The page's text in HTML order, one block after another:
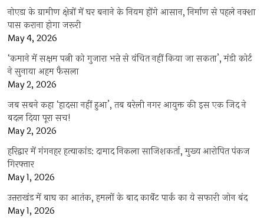
नोएडा के ग्रामीण क्षेत्रों में घर बनाने के नियम होंगे आसान, निर्माण से पहले नक्शा
पास कराना होगा जरूरी
May 4, 2026
‘कमाने में सक्षम पत्नी को गुजारा भत्ते से वंचित नहीं किया जा सकता’, मंडी कोर्ट
ने सुनाया अहम फैसला
May 2, 2026
जब सबने कहा ‘हादसा नहीं हुआ’, तब बरेली नगर आयुक्त की इस एक जिद ने
बदल दिया पूरा सच!
May 2, 2026
हरिद्वार में गंगनहर हत्याकांड: दामाद निकला साजिशकर्ता, मुख्य आरोपित पंकज
गिरफ्तार
May 1, 2026
उत्तराखंड में बाघ का आतंक, हमलों के बाद कार्बेट पार्क का ये सफारी जोन बंद
May 1, 2026